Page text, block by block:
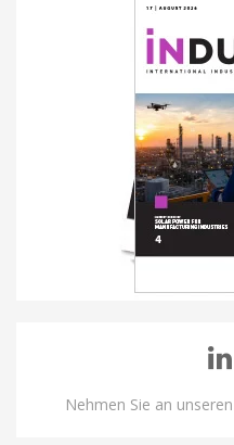
Nehmen Sie an